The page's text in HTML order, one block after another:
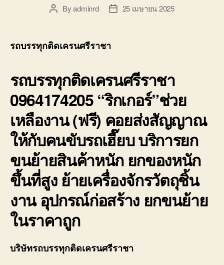
PostByadminrd
Post25 เมษายน 2025
รถบรรทุกติดเครนศรีราชา
รถบรรทุกติดเครนศรีราชา
0964174205 “ริกเกอร์”ช่วย
เหลืองาน (ฟรี) คอยส่งสัญญาณ
ให้กับคนขับรถเฮี๊ยบ บริการยก
ขนย้ายสินค้าหนัก ยกของหนัก
ขึ้นที่สูง ย้ายเครื่องจักรวัตถุชิ้น
งาน อุปกรณ์ก่อสร้าง ยกขนย้าย
ในราคาถูก
บริษัทรถบรรทุกติดเครนศรีราชา